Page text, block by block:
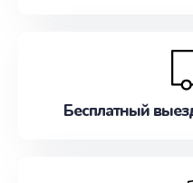
Бесплатный